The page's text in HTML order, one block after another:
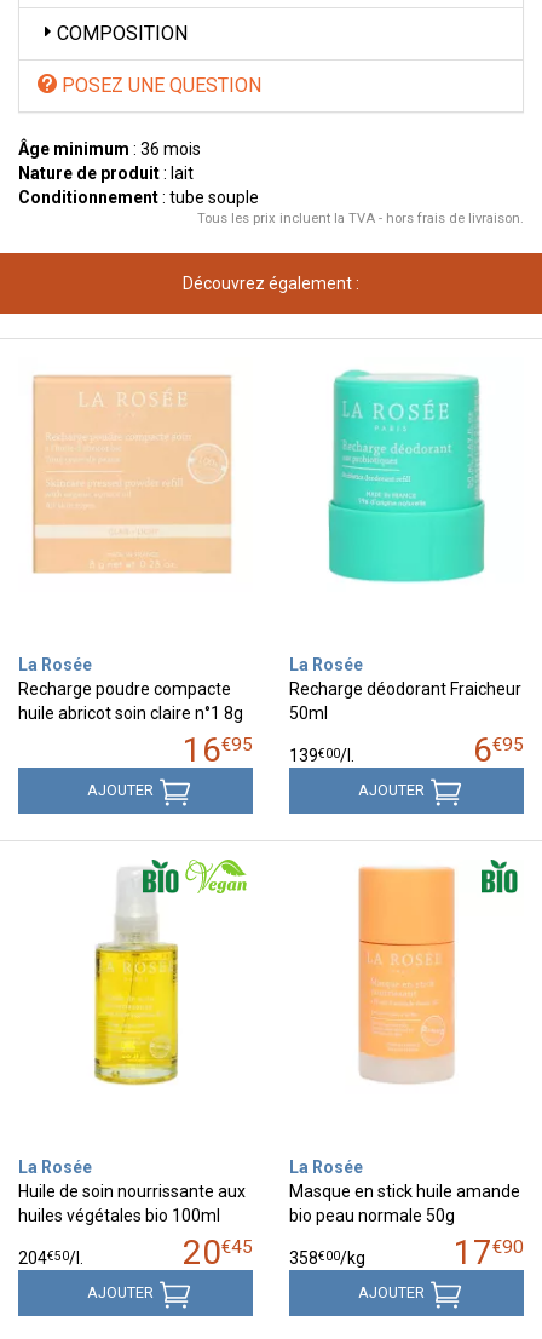
COMPOSITION
POSEZ UNE QUESTION
Âge minimum : 36 mois
Nature de produit: lait
Conditionnement: tube souple
Tous les prix incluent la TVA - hors frais de livraison.
Découvrez également :
La Rosée
Recharge poudre compacte
huile abricot soin claire n°1 8g
16€95
AJOUTER
La Rosée
Recharge déodorant Fraicheur
50ml
6€95
139€00/
AJOUTER
La Rosée
Huile de soin nourrissante aux
huiles végétales bio 100ml
20€45
204€50/
AJOUTER
La Rosée
Masque en stick huile amande
bio peau normale 50g
17€90
358€00/kg
AJOUTER